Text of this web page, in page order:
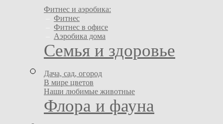
Фитнес и аэробика:
Фитнес
Фитнес в офисе
Аэробика дома
Семья и здоровье
Дача, сад, огород
В мире цветов
Наши любимые животные
Флора и фауна